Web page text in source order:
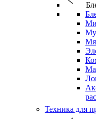
Техника для